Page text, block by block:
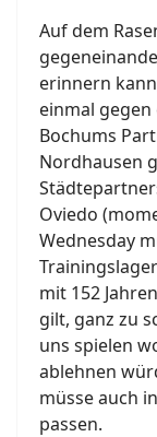
Auf dem
erinnern
einmal gegen
Bochums
Nordhausen
Oviedo
Wednesday
mit 152
gilt, ganz zu
uns spielen
ablehnen
müsse auch
passen.